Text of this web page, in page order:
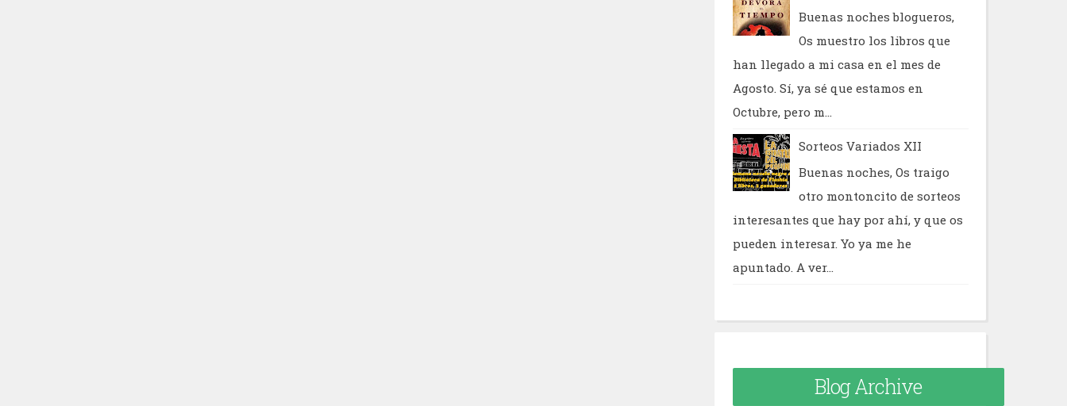
Buenas noches blogueros,
Os muestro los libros que
han llegado a mi casa en el mes de
Agosto. Sí, ya sé que estamos en
Octubre, pero m...
Sorteos Variados XII
Buenas noches, Os traigo
otro montoncito de sorteos
interesantes que hay por ahí, y que os
pueden interesar. Yo ya me he
apuntado. A ver...
Blog Archive